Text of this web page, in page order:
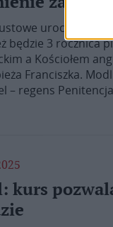
uroczystości
będzie 3 rocznica
a Kościołem
Franciszka.
– regens
kurs